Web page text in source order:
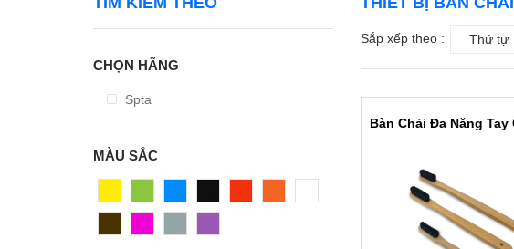
CHỌN HÃNG
Spta
MÀU SẮC
Sắp xếp theo : Thứ tự